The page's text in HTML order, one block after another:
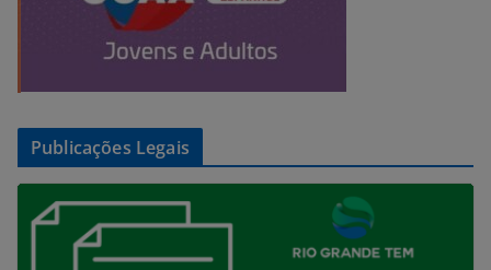
Publicações Legais